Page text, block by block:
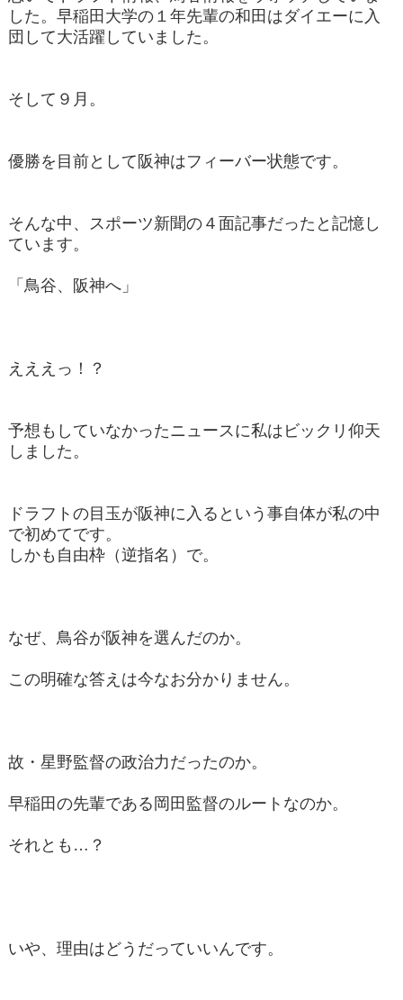
した。早稲田大学の１年先輩の和田はダイエーに入
団して大活躍していました。
そして９月。
優勝を目前として阪神はフィーバー状態です。
そんな中、スポーツ新聞の４面記事だったと記憶し
ています。
「鳥谷、阪神へ」
えええっ！？
予想もしていなかったニュースに私はビックリ仰天
しました。
ドラフトの目玉が阪神に入るという事自体が私の中
で初めてです。
しかも自由枠（逆指名）で。
なぜ、鳥谷が阪神を選んだのか。
この明確な答えは今なお分かりません。
故・星野監督の政治力だったのか。
早稲田の先輩である岡田監督のルートなのか。
それとも…？
いや、理由はどうだっていいんです。